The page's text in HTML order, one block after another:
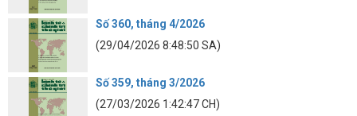
Số 360, tháng 4/2026
(29/04/2026 8:48:50 SA)
Số 359, tháng 3/2026
(27/03/2026 1:42:47 CH)